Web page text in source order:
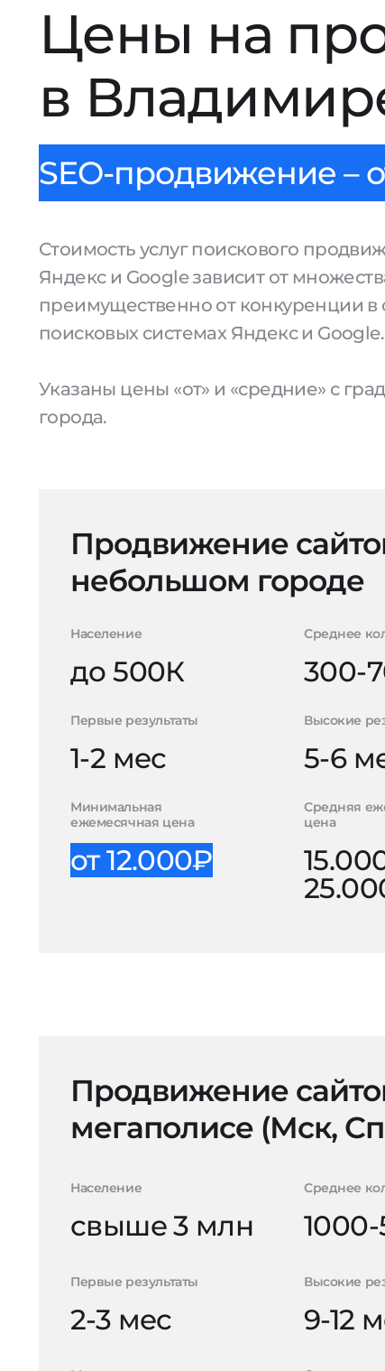
Цены на
в
SEO-продвижение –
Стоимость услуг поискового
Яндекс и Google зависит от
преимущественно от конкуренции в
поисковых системах Яндекс и Google.
Указаны цены «от» и «средние» с
города.
Продвижение
небольшом городе
Население
до 500К
Среднее
300-
Первые результаты
1-2 мес
Высокие
5-6
Минимальная
ежемесячная цена
от 12.000₽
Средняя
цена
Продвижение
мегаполисе (Мск,
Население
свыше 3 млн
Среднее
Первые результаты
2-3 мес
Высокие
9-12